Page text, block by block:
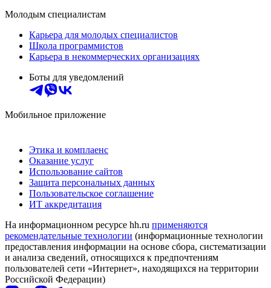
Молодым специалистам
Карьера для молодых специалистов
Школа программистов
Карьера в некоммерческих организациях
Боты для уведомлений
Мобильное приложение
Этика и комплаенс
Оказание услуг
Использование сайтов
Защита персональных данных
Пользовательское соглашение
ИТ аккредитация
На информационном ресурсе hh.ru применяются
рекомендательные технологии (информационные технологии
предоставления информации на основе сбора, систематизации
и анализа сведений, относящихся к предпочтениям
пользователей сети «Интернет», находящихся на территории
Российской Федерации)